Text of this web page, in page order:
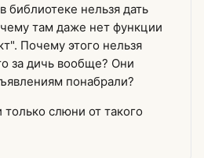
библиотеке нельзя дать
там даже нет функции
Почему этого нельзя
за дичь вообще? Они
понабрали?
слюни от такого